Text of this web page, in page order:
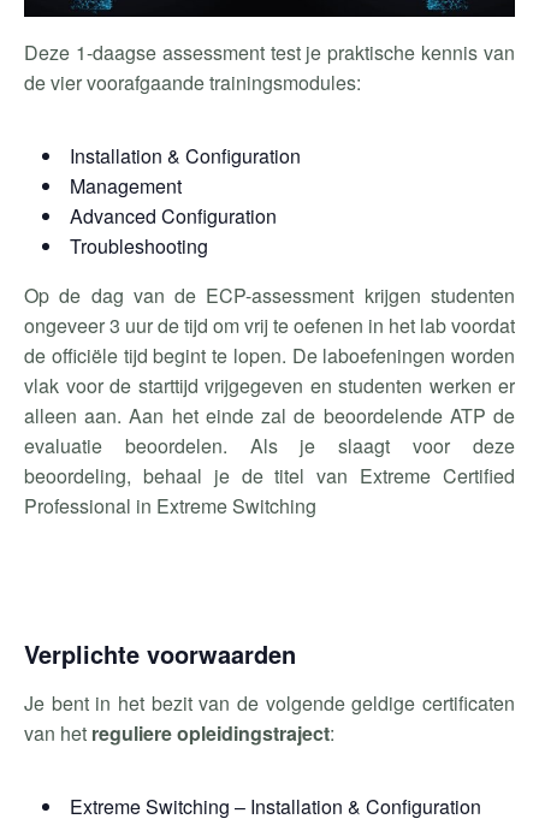
Deze 1-daagse assessment test je praktische kennis van
de vier voorafgaande trainingsmodules:
Installation & Configuration
Management
Advanced Configuration
Troubleshooting
Op de dag van de ECP-assessment krijgen studenten
ongeveer 3 uur de tijd om vrij te oefenen in het lab voordat
de officiële tijd begint te lopen. De laboefeningen worden
vlak voor de starttijd vrijgegeven en studenten werken er
alleen aan. Aan het einde zal de beoordelende ATP de
evaluatie beoordelen. Als je slaagt voor deze
beoordeling, behaal je de titel van Extreme Certified
Professional in Extreme Switching
Verplichte voorwaarden
Je bent in het bezit van de volgende geldige certificaten
van het reguliere opleidingstraject:
Extreme Switching – Installation & Configuration